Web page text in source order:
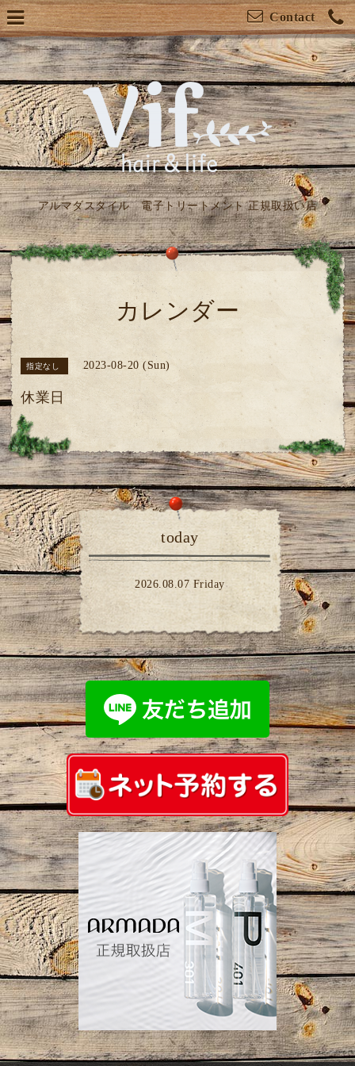
Contact
アルマダスタイル 電子トリートメント 正規取扱い店
カレンダー
指定なし 2023-08-20 (Sun)
休業日
today
2026.08.07 Friday